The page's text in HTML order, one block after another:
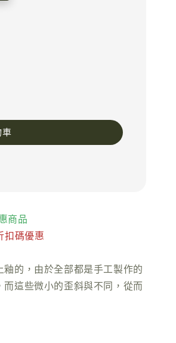
商品
扣碼優惠
的，由於全部都是手工製作的
這些微小的歪斜與不同，從而